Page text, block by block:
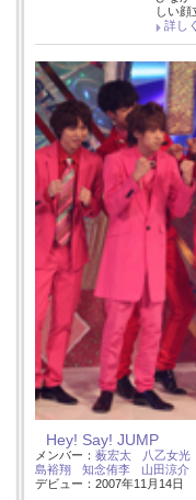
しい顔
詳し
Hey! Say! JUMP
メンバー： 薮宏太 八乙女光
島裕翔
知念侑李
山田涼介
デビュー：2007年11月14日